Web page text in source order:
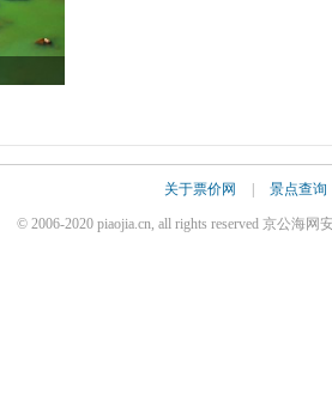
关于票价网 景点查询
© 2006-2020 piaojia.cn, all rights reserved 京公海网